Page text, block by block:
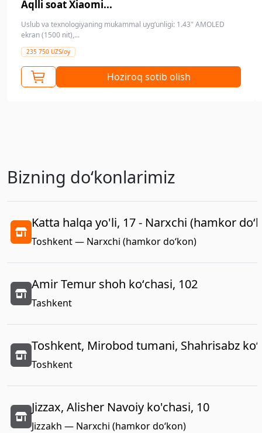
Aqlli soat Xiaomi...
Uslub va texnologiyaning mukammal uyg‘unligi: 1.43" AMOLED
ekran (1500 nit),...
235 750 UZS/oy
Hoziroq sotib olish
Bizning doʻkonlarimiz
Katta halqa yo'li, 17 - Narxchi (hamkor
Toshkent — Narxchi (hamkor do‘kon)
Amir Temur shoh koʻchasi, 102
Tashkent
Toshkent, Mirobod tumani, Shahrisabz
Toshkent
Jizzax, Alisher Navoiy ko'chasi, 10
Jizzakh — Narxchi (hamkor do‘kon)